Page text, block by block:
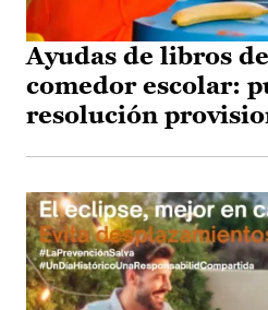
Ayudas de libros
comedor escolar:
resolución